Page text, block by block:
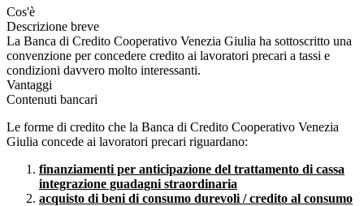
Cos'è
Descrizione breve
La Banca di Credito Cooperativo Venezia Giulia ha sottoscritto una
convenzione per concedere credito ai lavoratori precari a tassi e
condizioni davvero molto interessanti.
Vantaggi
Contenuti bancari
Le forme di credito che la Banca di Credito Cooperativo Venezia
Giulia concede ai lavoratori precari riguardano:
finanziamenti per anticipazione del trattamento di cassa
integrazione guadagni straordinaria
acquisto di beni di consumo durevoli / credito al consumo